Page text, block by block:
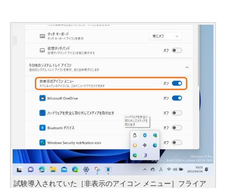
試験導入されていた［非表示のアイコン メニュー］フライア